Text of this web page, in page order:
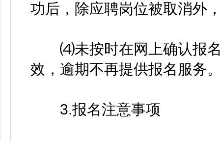
功后，除应聘岗位被取消外
⑷未按时在网上确认报名
效，逾期不再提供报名服务
3.报名注意事项